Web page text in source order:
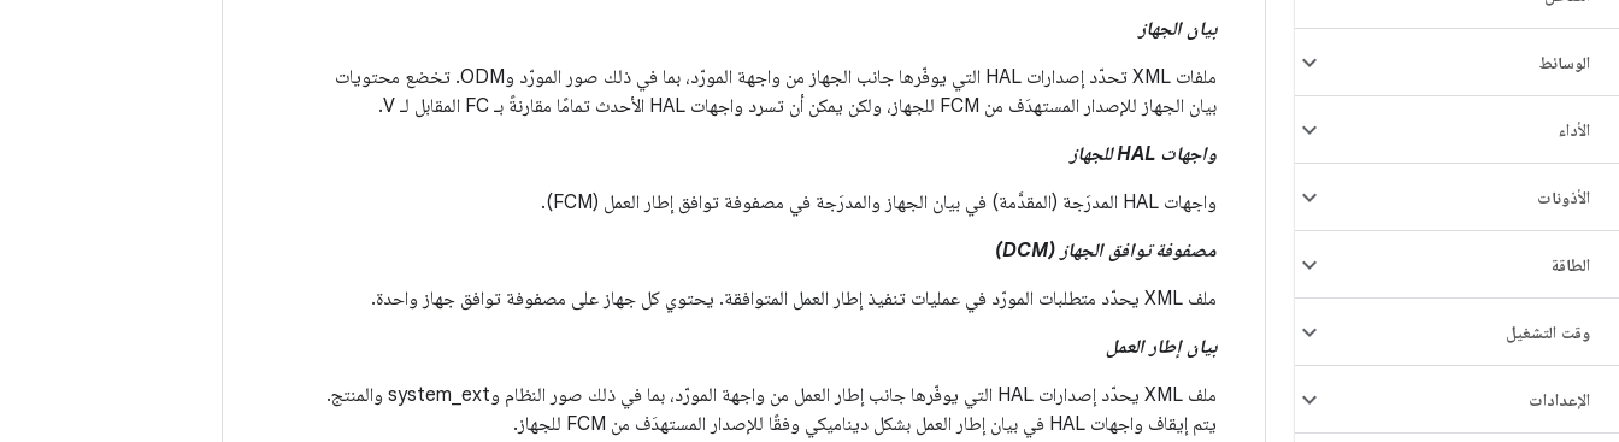
الوسائط
الأداء
الأذونات
الطاقة
وقت التشغيل
الإعدادات
بيان الجهاز
ملفات XML تحدّد إصدارات HAL التي يوفّرها جانب الجهاز من واجهة المورّد، بما في ذلك صور المورّد وODM. تخضع محتويات
بيان الجهاز للإصدار المستهدَف من FCM للجهاز، ولكن يمكن أن تسرد واجهات HAL الأحدث تمامًا مقارنةً بـ FC المقابل لـ V.
واجهات HAL للجهاز
واجهات HAL المدرَجة (المقدَّمة) في بيان الجهاز والمدرَجة في مصفوفة توافق إطار العمل (FCM).
مصفوفة توافق الجهاز (DCM)
ملف XML يحدّد متطلبات المورّد في عمليات تنفيذ إطار العمل المتوافقة. يحتوي كل جهاز على مصفوفة توافق جهاز واحدة.
بيان إطار العمل
ملف XML يحدّد إصدارات HAL التي يوفّرها جانب إطار العمل من واجهة المورّد، بما في ذلك صور النظام وsystem_ext والمنتج.
يتم إيقاف واجهات HAL في بيان إطار العمل بشكل ديناميكي وفقًا للإصدار المستهدَف من FCM للجهاز.